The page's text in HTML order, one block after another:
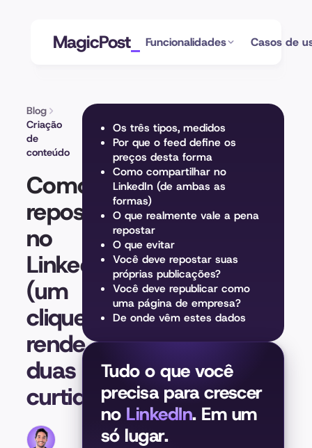
MagicPost Funcionalidades Casos de
Blog
Criação
de
conteúdo
Como
repostar
no
LinkedIn
(um
clique
rende
duas
curtidas)
Os três tipos, medidos
Por que o feed define os
preços desta forma
Como compartilhar no
LinkedIn (de ambas as
formas)
O que realmente vale a pena
repostar
O que evitar
Você deve repostar suas
próprias publicações?
Você deve republicar como
uma página de empresa?
De onde vêm estes dados
Tudo o que você
precisa para crescer
no LinkedIn. Em um
só lugar.